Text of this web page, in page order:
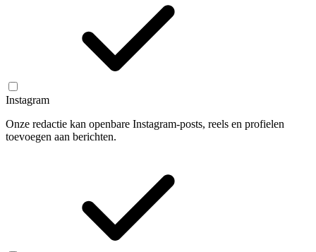
Instagram
Onze redactie kan openbare Instagram-posts, reels en profielen
toevoegen aan berichten.